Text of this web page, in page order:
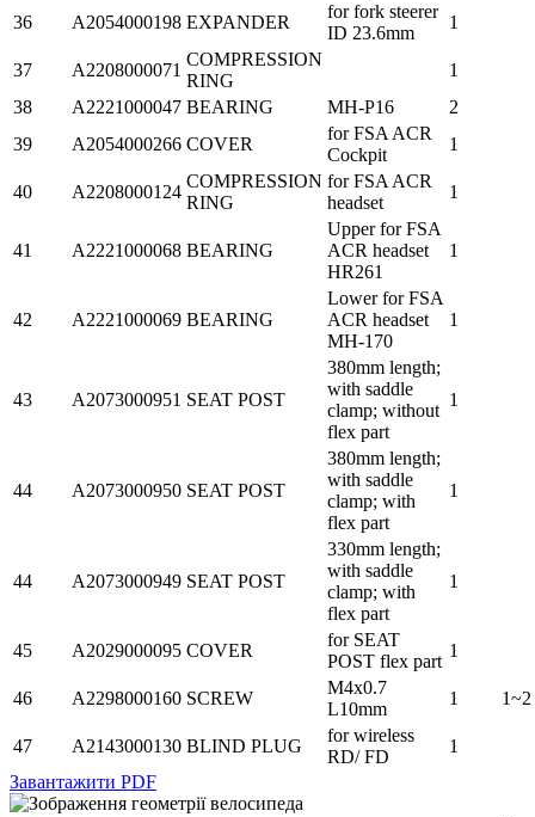
36 A2054000198 EXPANDER
for fork steerer
ID 23.6mm
1
37 A2208000071
COMPRESSION
RING
1
38
A2221000047 BEARING MH-P16
2
39
A2054000266 COVER
for FSA ACR
Cockpit
1
40 A2208000124
COMPRESSION
RING
for FSA ACR
headset
1
41 A2221000068 BEARING
Upper for FSA
ACR headset
HR261
1
42 A2221000069 BEARING
Lower for FSA
ACR headset
MH-170
1
43 A2073000951 SEAT POST
380mm length;
with saddle
clamp; without
flex part
1
44 A2073000950 SEAT POST
380mm length;
with saddle
clamp; with
flex part
1
44 A2073000949 SEAT POST
330mm length;
with saddle
clamp; with
flex part
1
45 A2029000095 COVER
for SEAT
POST flex part
1
46 A2298000160 SCREW
M4x0.7
L10mm
1 1~2
47 A2143000130 BLIND PLUG
for wireless
RD/ FD
1
Завантажити PDF